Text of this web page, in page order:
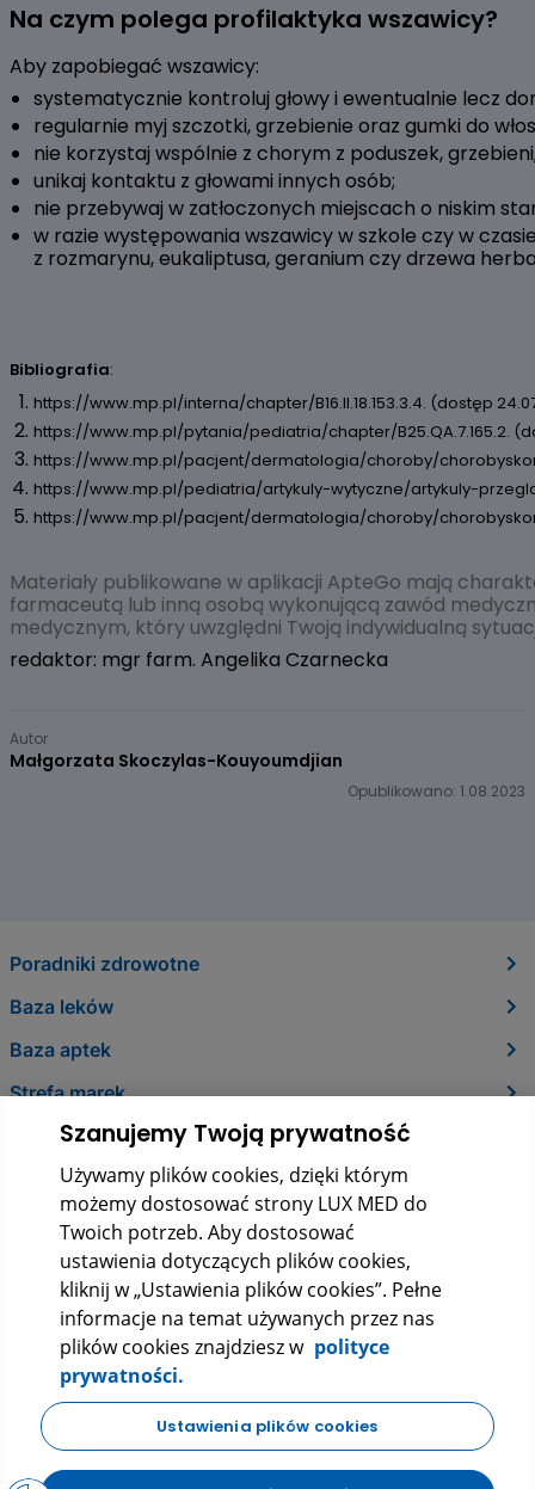
Na czym polega profilaktyka wszawicy?
Aby zapobiegać wszawicy:
systematycznie kontroluj głowy i ewentualnie lecz
regularnie myj szczotki, grzebienie oraz gumki do
nie korzystaj wspólnie z chorym z poduszek,
unikaj kontaktu z głowami innych osób;
nie przebywaj w zatłoczonych miejscach o niskim
w razie występowania wszawicy w szkole czy w
z rozmarynu, eukaliptusa, geranium czy drzewa
Bibliografia:
https://www.mp.pl/interna/chapter/B16.II.18.153.3.4. (dostęp
https://www.mp.pl/pytania/pediatria/chapter/B25.QA.7.165.2.
https://www.mp.pl/pacjent/dermatologia/choroby/
https://www.mp.pl/pediatria/artykuly-wytyczne/artykuly-
https://www.mp.pl/pacjent/dermatologia/choroby/
Materiały publikowane w aplikacji ApteGo mają
farmaceutą lub inną osobą wykonującą zawód
medycznym, który uwzględni Twoją indywidualną
redaktor: mgr farm. Angelika Czarnecka
Autor
Małgorzata Skoczylas-Kouyoumdjian
Opublikowano: 1.08.2023
Poradniki zdrowotne
Baza leków
Baza aptek
Strefa marek
O nas
Kontakt
LUX MED Sp. z o.o.
ul. Szturmowa 2, 02-678 Warszawa
KRS: 0000265353
Szanujemy Twoją prywatność
Używamy plików cookies, dzięki którym
możemy dostosować strony LUX MED do
Twoich potrzeb. Aby dostosować
ustawienia dotyczących plików cookies,
kliknij w „Ustawienia plików cookies”. Pełne
informacje na temat używanych przez nas
plików cookies znajdziesz w polityce
prywatności.
Ustawienia plików cookies